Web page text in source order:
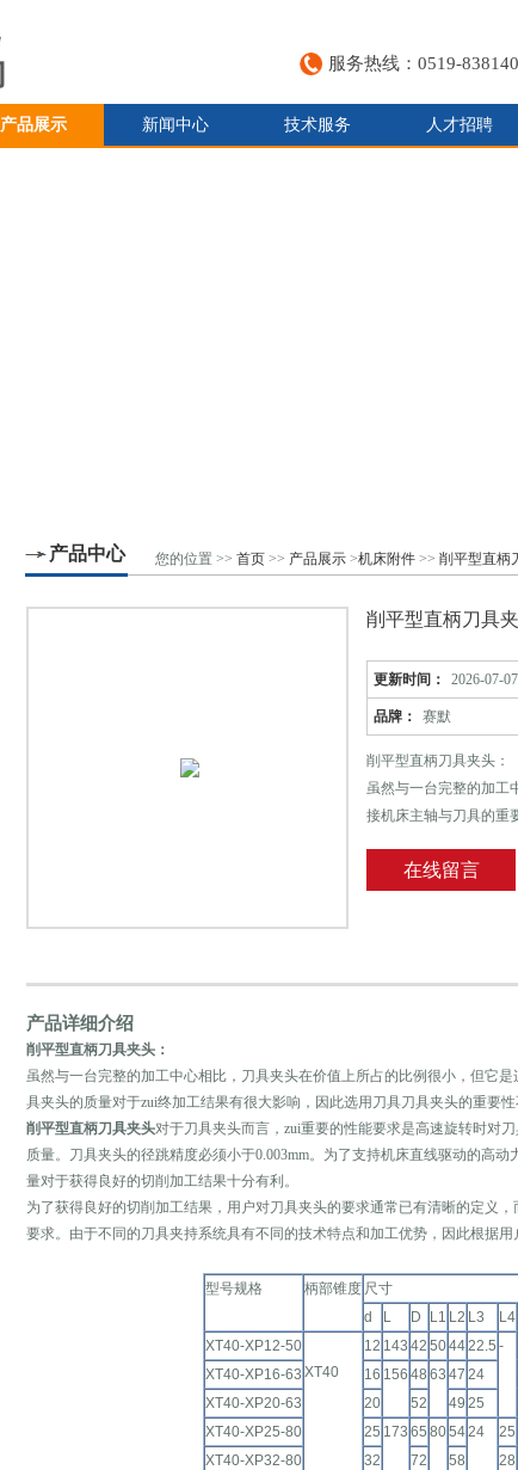
服务热线：0519-
产品展示 新闻中心 技术服务 人才招聘
产品中心 您的位置 >> 首页 >> 产品展示 >机床附件 >> 削平型直柄
削平型直柄刀具
更新时间： 2026-07-07
品牌： 赛默
削平型直柄刀具夹头：
虽然与一台完整的加工
接机床主轴与刀具的重
在线留言
产品详细介绍
削平型直柄刀具夹头 ：
虽然与一台完整的加工中心相比，刀具夹头在价值上所占的比例很小，但它
具夹头的质量对于zui终加工结果有很大影响，因此选用刀具刀具夹头的重要性
削平型直柄刀具夹头对于刀具夹头而言，zui重要的性能要求是高速旋转时对
质量。刀具夹头的径跳精度必须小于0.003mm。为了支持机床直线驱动的高
量对于获得良好的切削加工结果十分有利。
为了获得良好的切削加工结果，用户对刀具夹头的要求通常已有清晰的定义
要求。由于不同的刀具夹持系统具有不同的技术特点和加工优势，因此根据用
型号规格 柄部锥度 尺寸
d
L D L1 L2 L3 L4
XT40-XP12-50
XT40
12 143 42 504422.5 -
XT40-XP16-63
16 156 48 63 47 24
XT40-XP20-63
20 52 49 25
XT40-XP25-80
25 173 65 805424 25
XT40-XP32-80
32 72 58 28